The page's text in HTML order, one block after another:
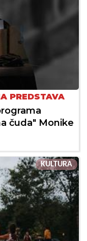
PREDSTAVA
čuda" Monike
KULTURA